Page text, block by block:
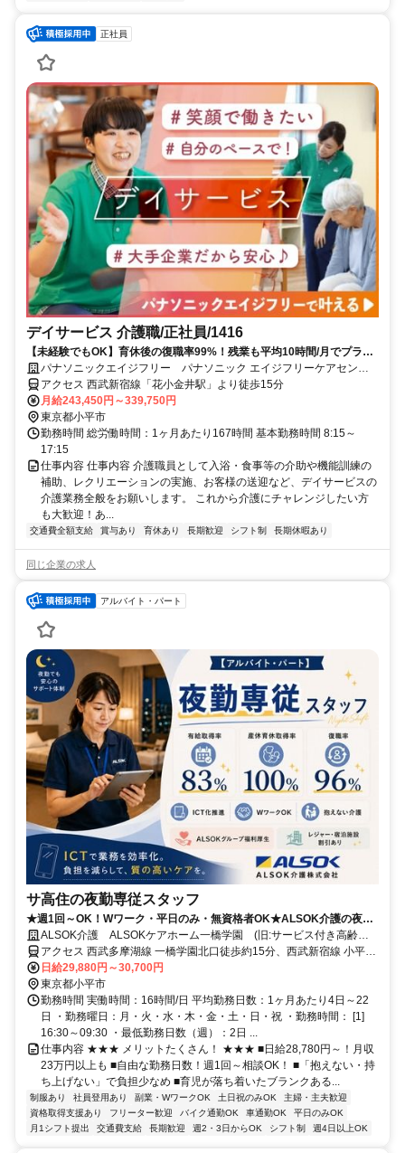
正社員
デイサービス 介護職/正社員/1416
【未経験でもOK】育休後の復職率99%！残業も平均10時間/月でプライ
ベートとの両立も可能です入社時や階級別の研修あり◎スキルや役割に
応じたグレード設定で、あなたのキャリアアップを応援します！
パナソニックエイジフリー パナソニック エイジフリーケアセンタ
ー花小金井・デイサービス
アクセス 西武新宿線「花小金井駅」より徒歩15分
月給243,450円～339,750円
東京都小平市
勤務時間 総労働時間：1ヶ月あたり167時間 基本勤務時間 8:15～
17:15
仕事内容 仕事内容 介護職員として入浴・食事等の介助や機能訓練の
補助、レクリエーションの実施、お客様の送迎など、デイサービスの
介護業務全般をお願いします。 これから介護にチャレンジしたい方
も大歓迎！あ...
交通費全額支給 賞与あり 育休あり 長期歓迎 シフト制 長期休暇あり
同じ企業の求人
アルバイト・パート
サ高住の夜勤専従スタッフ
★週1回～OK！Wワーク・平日のみ・無資格者OK★ALSOK介護の夜勤
介護スタッフ
ALSOK介護 ALSOKケアホーム一橋学園 (旧:サービス付き高齢者
向け住宅 アミカの郷一橋学園)
アクセス 西武多摩湖線 一橋学園北口徒歩約15分、西武新宿線 小平南
口徒歩約19分
日給29,880円～30,700円
東京都小平市
勤務時間 実働時間：16時間/日 平均勤務日数：1ヶ月あたり4日～22
日 ・勤務曜日：月・火・水・木・金・土・日・祝 ・勤務時間： [1]
16:30～09:30 ・最低勤務日数（週）：2日 ...
仕事内容 ★★★ メリットたくさん！ ★★★ ■日給28,780円～！月収
23万円以上も ■自由な勤務日数！週1回～相談OK！ ■「抱えない・持
ち上げない」で負担少なめ ■育児が落ち着いたブランクある...
制服あり 社員登用あり 副業・WワークOK 土日祝のみOK
主婦・主夫歓迎
資格取得支援あり
フリーター歓迎 バイク通勤OK 車通勤OK
平日のみOK
月1シフト提出
交通費支給 長期歓迎 週2・3日からOK シフト制 週4日以上OK